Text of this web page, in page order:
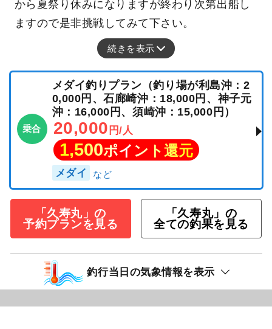
から夏祭り休みになりますが終わり次第出船し
ますので是非挑戦してみて下さい。
続きを表示
乗合
メダイ釣りプラン（釣り場が利島沖：2
0,000円、石廊崎沖：18,000円、神子元
沖：16,000円、須崎沖：15,000円）
20,000 円/人
1,500ポイント還元
メダイ
「久寿丸」の
予約プランを見る
「久寿丸」の
全ての釣果を見る
釣行当日の気象情報を表示